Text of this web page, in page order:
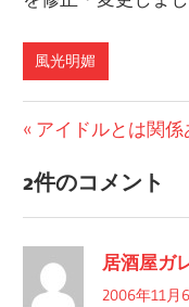
風光明媚
稿
ナ
ビ
前
投
稿:
アイドルとは関
2件のコメント
居酒屋ガ
2006年11月